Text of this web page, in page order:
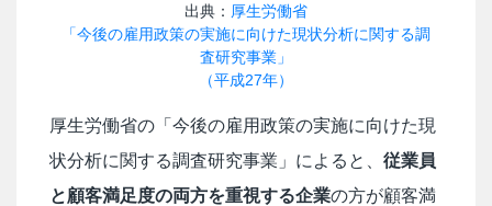
出典： 厚生労働省
「今後の雇用政策の実施に向けた現状分析に関する調
査研究事業」
（平成27年）
厚生労働省の「今後の雇用政策の実施に向けた現
状分析に関する調査研究事業」によると、 従業員
と顧客満足度の両方を重視する企業の方が顧客満